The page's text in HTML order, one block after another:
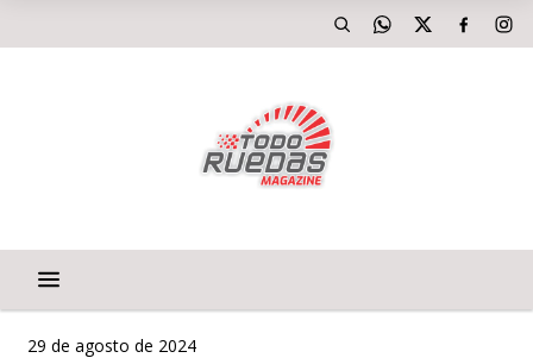
29 de agosto de 2024